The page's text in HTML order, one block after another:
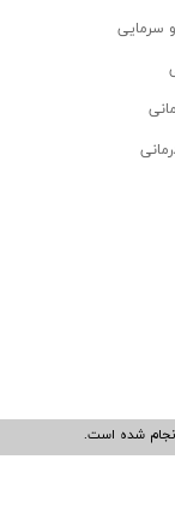
شده است.​​​​​​​
سرمایی